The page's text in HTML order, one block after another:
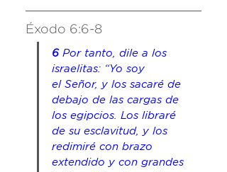
Éxodo 6:6-8
6 Por tanto, dile a los
israelitas: “Yo soy
el Señor, y los sacaré de
debajo de las cargas de
los egipcios. Los libraré
de su esclavitud, y los
redimiré con brazo
extendido y con grandes